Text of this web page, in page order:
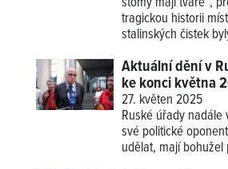
tragickou historii
stalinských čistek
Aktuální dění v
ke konci května
27. květen 2025
Ruské úřady nadále
své politické
udělat, mají